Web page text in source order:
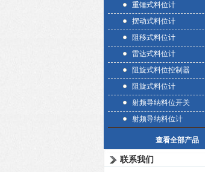
重锤式料位计
摆动式料位计
阻移式料位计
雷达式料位计
阻旋式料位控制器
阻旋式料位计
射频导纳料位开关
射频导纳料位计
查看全部产品
联系我们